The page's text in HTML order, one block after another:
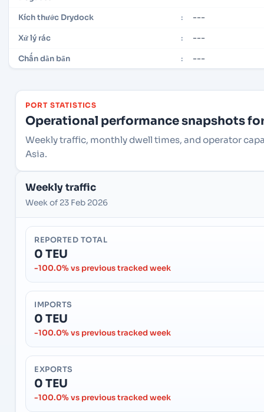
Kích thước Drydock : ---
Xử lý rác : ---
Chấn dằn bẩn : ---
PORT STATISTICS
Operational performance snapshots
Weekly traffic, monthly dwell times, and operator
Asia.
Weekly traffic
Week of 23 Feb 2026
REPORTED TOTAL
0 TEU
-100.0% vs previous tracked week
IMPORTS
0 TEU
-100.0% vs previous tracked week
EXPORTS
0 TEU
-100.0% vs previous tracked week